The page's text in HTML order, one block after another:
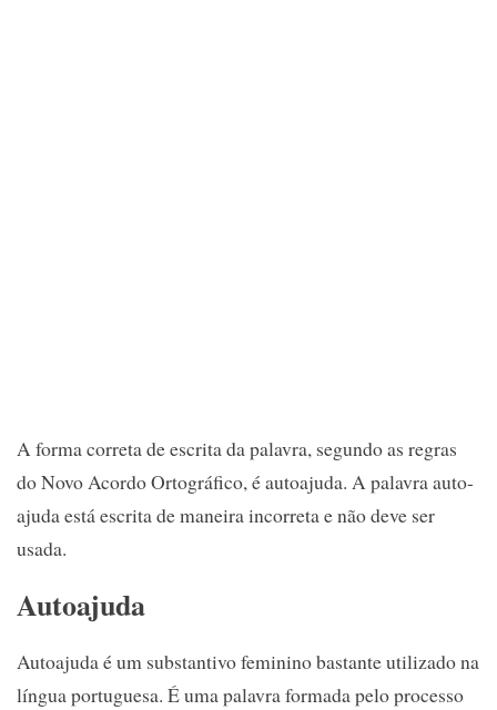
A forma correta de escrita da palavra, segundo as regras
do Novo Acordo Ortográfico, é autoajuda. A palavra auto-
ajuda está escrita de maneira incorreta e não deve ser
usada.
Autoajuda
Autoajuda é um substantivo feminino bastante utilizado na
língua portuguesa. É uma palavra formada pelo processo